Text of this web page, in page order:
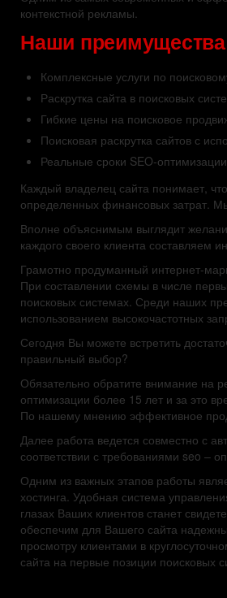
контекстной рекламы.
Наши
Комплексные услуги по
Раскрутка сайта в поисковых
Гибкие цены на поисковое
Поисковая раскрутка сайтов с
Реальные сроки SEO-
Каждый владелец сайта понимает,
определенных финансовых затрат.
Вполне объяснимым выглядит
каждого своего клиента составляем
Грамотно продуманный интернет-
При составлении схемы в числе
поисковых системах. Среди наших
использованием высокочастотных
Сегодня Вы можете встретить
правильный выбор?
Обязательно обратите внимание на
оптимизации более 15 лет и за это
По нашему мнению эффективное
Далее работа ведется совместно с
соответствии с требованиями seo –
Одним из важных этапов работы
хостинга. Удобная система
глазах Ваших клиентов станет
обеспечим для Вашего сайта
просмотру клиентами в
сайта на первые позиции поисковых